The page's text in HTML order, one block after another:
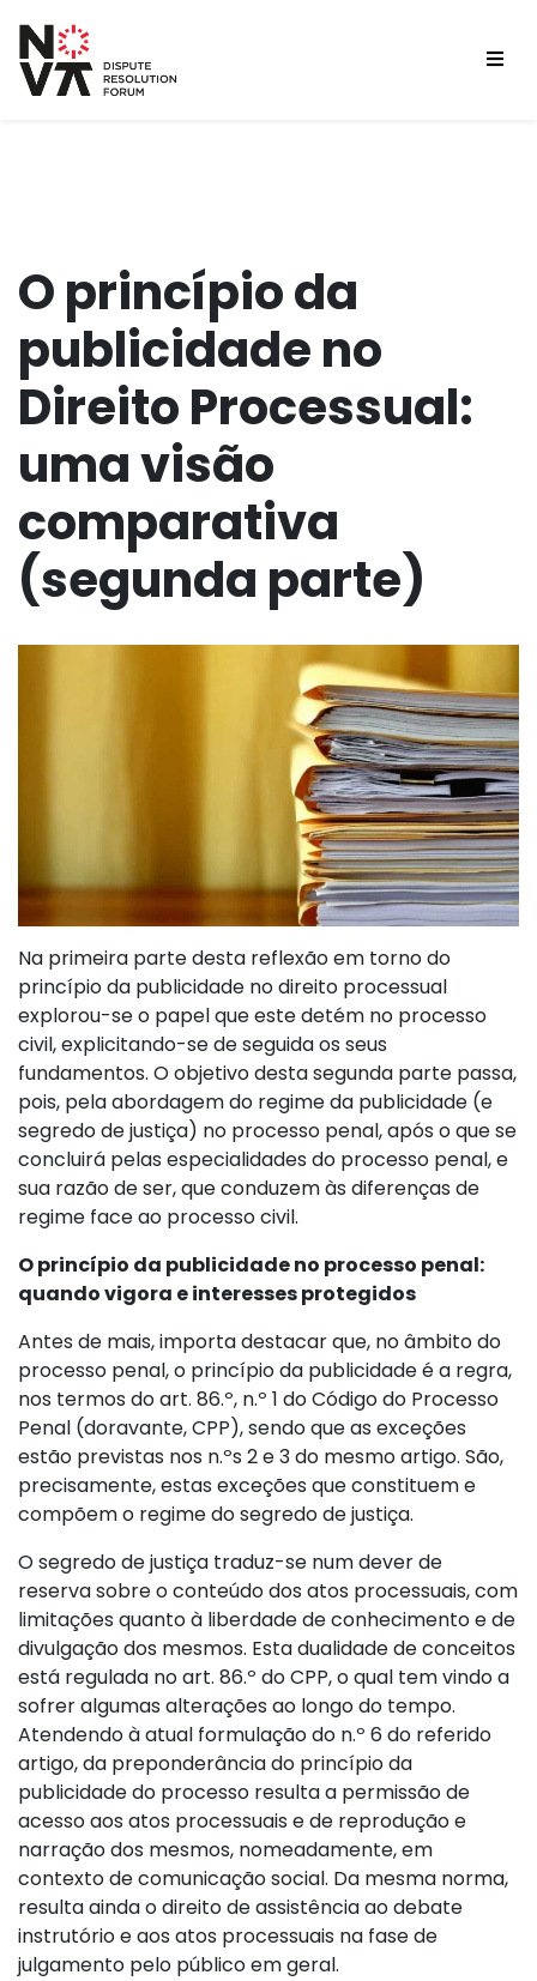
O princípio da
publicidade no
Direito Processual:
uma visão
comparativa
(segunda parte)
Na primeira parte desta reflexão em torno do
princípio da publicidade no direito processual
explorou-se o papel que este detém no processo
civil, explicitando-se de seguida os seus
fundamentos. O objetivo desta segunda parte passa,
pois, pela abordagem do regime da publicidade (e
segredo de justiça) no processo penal, após o que se
concluirá pelas especialidades do processo penal, e
sua razão de ser, que conduzem às diferenças de
regime face ao processo civil.
O princípio da publicidade no processo penal:
quando vigora e interesses protegidos
Antes de mais, importa destacar que, no âmbito do
processo penal, o princípio da publicidade é a regra,
nos termos do art. 86.º, n.º 1 do Código do Processo
Penal (doravante, CPP), sendo que as exceções
estão previstas nos n.ºs 2 e 3 do mesmo artigo. São,
precisamente, estas exceções que constituem e
compõem o regime do segredo de justiça.
O segredo de justiça traduz-se num dever de
reserva sobre o conteúdo dos atos processuais, com
limitações quanto à liberdade de conhecimento e de
divulgação dos mesmos. Esta dualidade de conceitos
está regulada no art. 86.º do CPP, o qual tem vindo a
sofrer algumas alterações ao longo do tempo.
Atendendo à atual formulação do n.º 6 do referido
artigo, da preponderância do princípio da
publicidade do processo resulta a permissão de
acesso aos atos processuais e de reprodução e
narração dos mesmos, nomeadamente, em
contexto de comunicação social. Da mesma norma,
resulta ainda o direito de assistência ao debate
instrutório e aos atos processuais na fase de
julgamento pelo público em geral.